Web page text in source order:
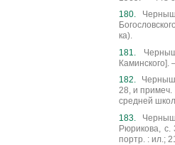
ка).
28, и
средней
Рюрикова,
портр. : ил.;